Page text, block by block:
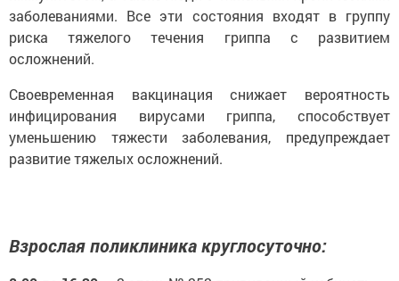
заболеваниями. Все эти состояния входят в группу
риска тяжелого течения гриппа с развитием
осложнений.
Своевременная вакцинация снижает вероятность
инфицирования вирусами гриппа, способствует
уменьшению тяжести заболевания, предупреждает
развитие тяжелых осложнений.
Взрослая поликлиника круглосуточно: